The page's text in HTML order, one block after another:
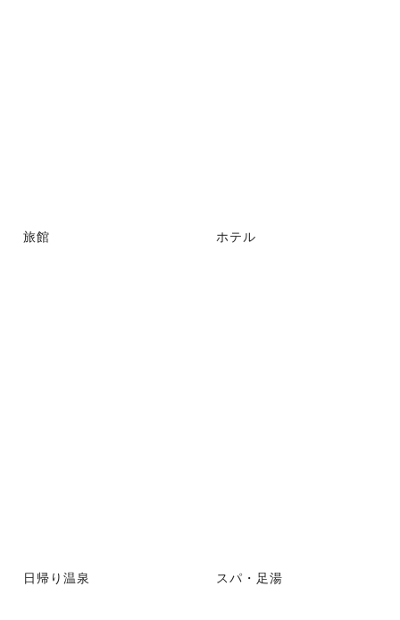
旅館 ホテル
日帰り温泉 スパ・足湯